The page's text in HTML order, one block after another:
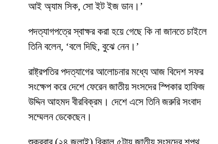
আই অ্যাম সিক, সো ইট ইজ ডান।’
পদত্যাগপত্রে স্বাক্ষর করা হয়ে গেছে কি না জানতে চাইলে
তিনি বলেন, ‘বলে দিছি, বুঝে নেন।’
রাষ্ট্রপতির পদত্যাগের আলোচনার মধ্যে আজ বিদেশ সফর
সংক্ষেপ করে দেশে ফেরেন জাতীয় সংসদের স্পিকার হাফিজ
উদ্দিন আহমদ বীরবিক্রম। দেশে এসে তিনি জরুরি সংবাদ
সম্মেলন ডেকেছেন।